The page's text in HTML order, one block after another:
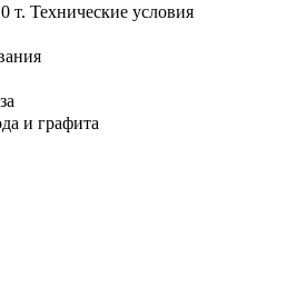
т. Технические условия
и графита